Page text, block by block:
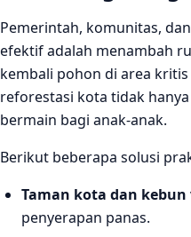
Pemerintah, komunitas,
efektif adalah menambah
kembali pohon di area
reforestasi kota tidak
bermain bagi anak‑anak.
Berikut beberapa solusi
Taman kota dan
penyerapan panas.